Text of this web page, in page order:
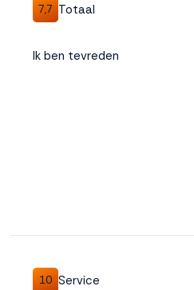
7,7 Totaal
Ik ben tevreden
10 Service